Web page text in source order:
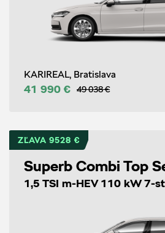
KARIREAL, Bratislava
41 990 € 49 038 €
ZĽAVA 9528 €
Superb Combi Top
1,5 TSI m-HEV 110 kW 7-